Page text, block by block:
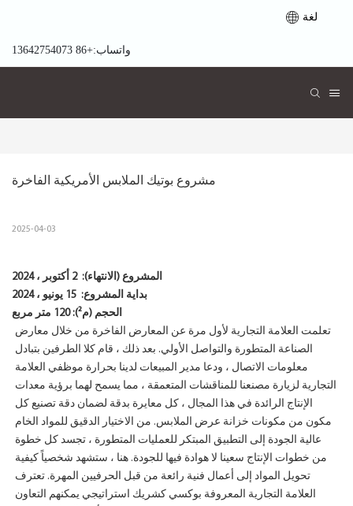
لغة
واتساب:+86 13642754073
مشروع بوتيك الملابس الأمريكية الفاخرة
2025-04-03
المشروع (الانتهاء): 2 أكتوبر ، 2024
بداية المشروع:
الحجم (م²): 120 متر مربع
تعلمت العلامة التجارية لأول مرة عن المعارض الفاخرة من خلال معارض
الصناعة المتطورة والتواصل الأولي. بعد ذلك ، قام كلا الطرفين بتبادل
معلومات الاتصال ، ودعا مدير المبيعات لدينا بحرارة موظفي العلامة
التجارية لزيارة مصنعنا للمناقشات المتعمقة ، مما يسمح لهما برؤية معدات
الإنتاج الرائدة في هذا المجال ، كل معايرة بدقة لضمان دقة تصنيع كل
مكون من مكونات خزانة عرض الملابس. من الاختيار الدقيق للمواد الخام
عالية الجودة إلى التطبيق المبتكر للعمليات المتطورة ، تجسد كل خطوة
من خطوات الإنتاج سعينا لا هوادة فيها للجودة. هنا ، ستشهد شخصياً كيفية
تحويل المواد إلى أعمال فنية رائعة من قبل الحرفيين المهرة. تعترف
العلامة التجارية المعروفة بوكسي كشريك استراتيجي يمكنهم التعاون